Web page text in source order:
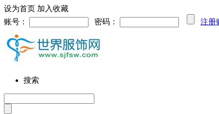
设为首页 加入收藏
账号：
密码： 注册
搜索